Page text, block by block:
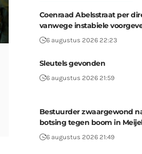
Coenraad Abelsstraat per
vanwege instabiele
6 augustus 2026 22:23
Sleutels gevonden
6 augustus 2026 21:59
Bestuurder zwaargewond
botsing tegen boom in
6 augustus 2026 21:49